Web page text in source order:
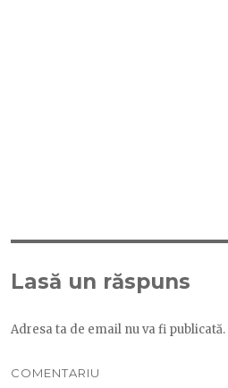
Lasă un răspuns
Adresa ta de email nu va fi publicată.
COMENTARIU